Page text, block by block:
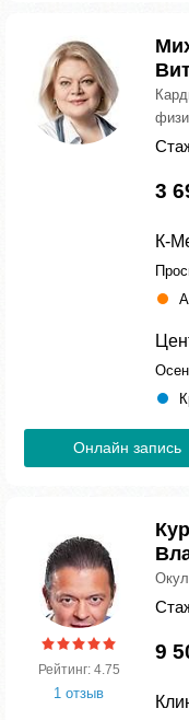
3
К-
Онлайн запись
Рейтинг: 4.75
1 отзыв
9